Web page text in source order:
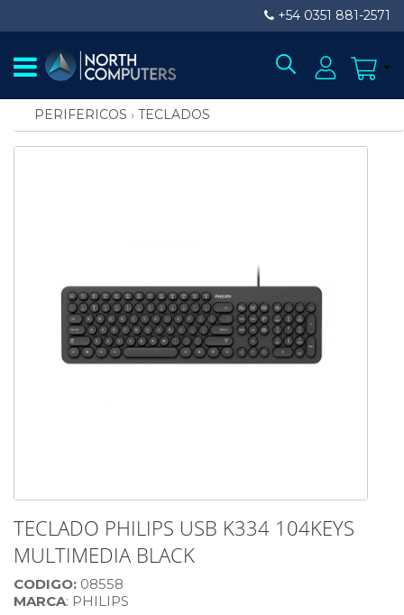
+54 0351 881-2571
PERIFERICOS › TECLADOS
TECLADO PHILIPS USB K334 104KEYS
MULTIMEDIA BLACK
CODIGO: 08558
MARCA: PHILIPS